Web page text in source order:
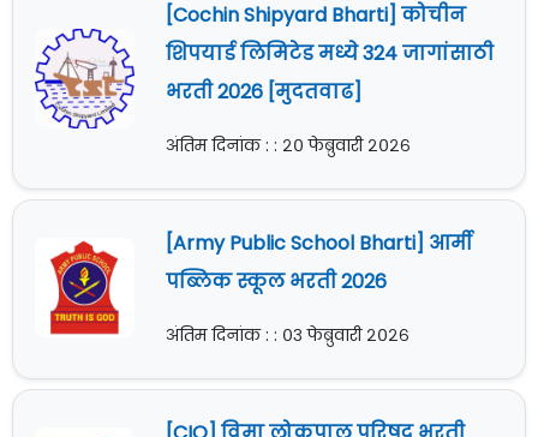
[Cochin Shipyard Bharti] कोचीन
शिपयार्ड लिमिटेड मध्ये 324 जागांसाठी
भरती 2026 [मुदतवाढ]
अंतिम दिनांक : : २० फेब्रुवारी २०२६
[Army Public School Bharti] आर्मी
पब्लिक स्कूल भरती 2026
अंतिम दिनांक : : ०३ फेब्रुवारी २०२६